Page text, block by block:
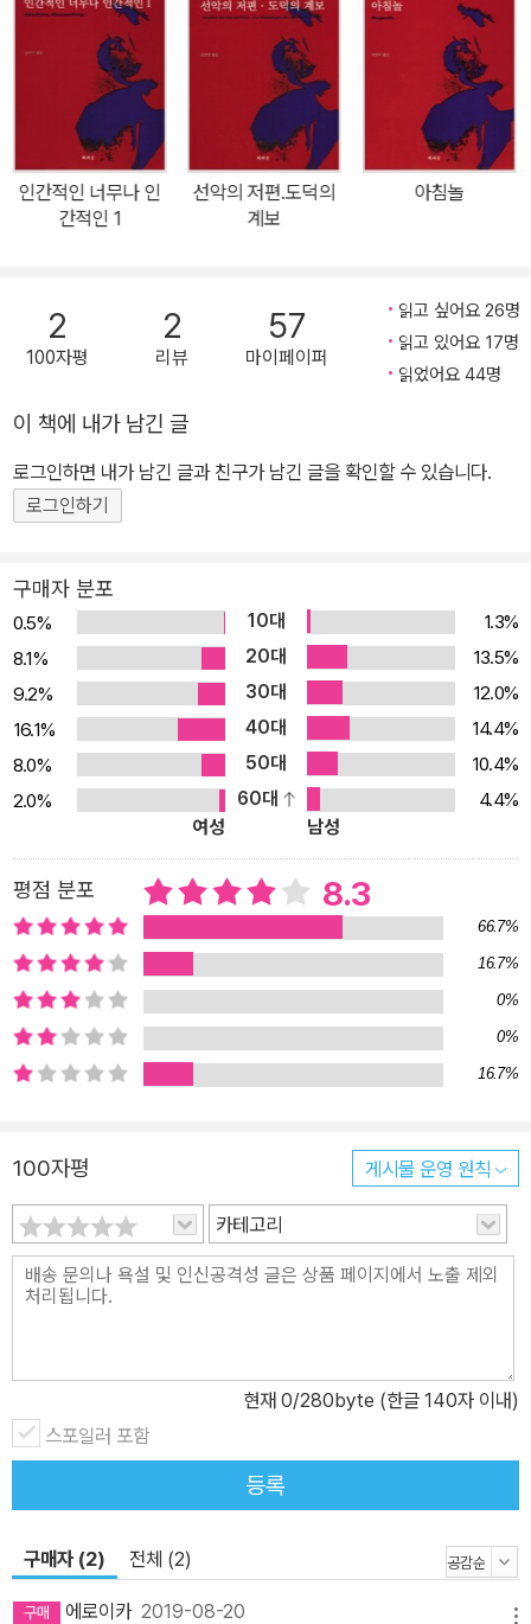
《차라투스트라는 이렇게 말했다》로 집대성됐고 철학은 철학 분야를
넘어 실존주의와 포스트모더니즘에까지 영향을 크게 미쳤다. 《비극
의 탄생》(1872)에서 생의 환희와 염세, 긍정과 부정 등을 예술적 형
이상학으로 고찰했으며, 《반시대적 고찰》(1873~1876)에서는 유럽
문화에 대한 회의를 표명하고, 위대한 창조자인 천재를 문화의 이상
으로 하였다. 이 사상은 《인간적인, 너무나 인간적인》(1878~1880)
에서 더 한층 명백해져, 새로운 이상에의 가치 전환을 시도하기에 이
써 신의 사망에서 지상의 의의를 말하고, 영원회귀에 의하여 긍정적
인 생의 최고 형식을 보임은 물론 초인의 이상을 설파했다. 이 외에
《선악의 피안》(1886) 《도덕의 계보학》(1887)에 이어 《권력에의
의지》를 장기간 준비했으나 정신이상이 일어나 미완으로 끝났다. 니
체는 1889년 1월 3일 이탈리아의 토리노에서 발작을 일으킨 뒤부터
어머니와 함께 예나에서 거주했다. 어머니가 죽자 여동생 엘리자베트
가 니체를 바이마르로 옮겼고, 그는 1900년 8월 25일 바이마르에서
정의 철학을 기획하다》, 《파테이 마토스》, 《내 삶의 길을 누구에게 묻
는가》가 있고, 공저로는 《Nietzsche. Ruttler an hundertjahriger
Philosophietradition》(독일어 책임 번역자이자 공저자), 《서양철
학과 주제학》, 《마음과 철학》, 《오늘 우리는 왜 니체를 읽는가》, 《철
학, 죽음을 말하다》, 《처음 읽는 독일 현대철학》, 《처음 읽는 윤리
학》, 《우리에게 과학이란 무엇인가》, 《데카르트에서 들뢰즈까지》,
《인생교과서: 니체》, 《스피노자의 귀환》, 《니체가 뒤흔든 철학 100
가·니체 대 바그너》, 《유고(1887년 가을∼1888년 3월)》, 《유고(18
88년 초∼1889년 1월 초)》가 있다. 이외에도 서양철학에 관한 다수
의 학술논문과 일반인을 위한 글을 발표했다. 제24회 열암학술상 및
제2회 한국출판문화대상 저술상 수상했다.
인간적인 너무나 인
간적인 1
선악의 저편.도덕의
계보
아침놀
2
100자평
2
리뷰
57
마이페이퍼
읽고 싶어요 26명
읽고 있어요 17명
읽었어요 44명
이 책에 내가 남긴 글
로그인하면 내가 남긴 글과 친구가 남긴 글을 확인할 수 있습니다.
로그인하기
구매자 분포
0.5% 10대
1.3%
8.1%
20대
13.5%
9.2%
30대
12.0%
16.1%
40대
14.4%
8.0%
50대
10.4%
2.0%
60대
4.4%
여성
남성
평점 분포 8.3
66.7%
16.7%
0%
0%
16.7%
100자평 게시물 운영 원칙
카테고리
현재 0/280byte (한글 140자 이내)
스포일러 포함
등록
구매자 (2) 전체 (2)
에로이카2019-08-20